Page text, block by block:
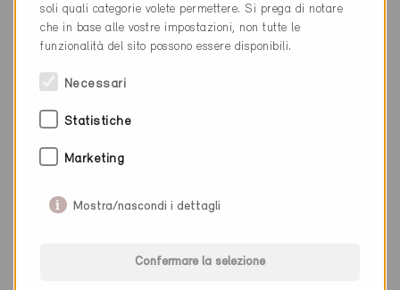
Sito web www.zaugg-architektur.ch
Ditta
NAP
Luogo
Cantone
soli quali categorie volete permettere. Si prega di notare
che in base alle vostre impostazioni, non tutte le
funzionalità del sito possono essere disponibili.
Necessari
Statistiche
Marketing
Mostra/nascondi i dettagli
Confermare la selezione